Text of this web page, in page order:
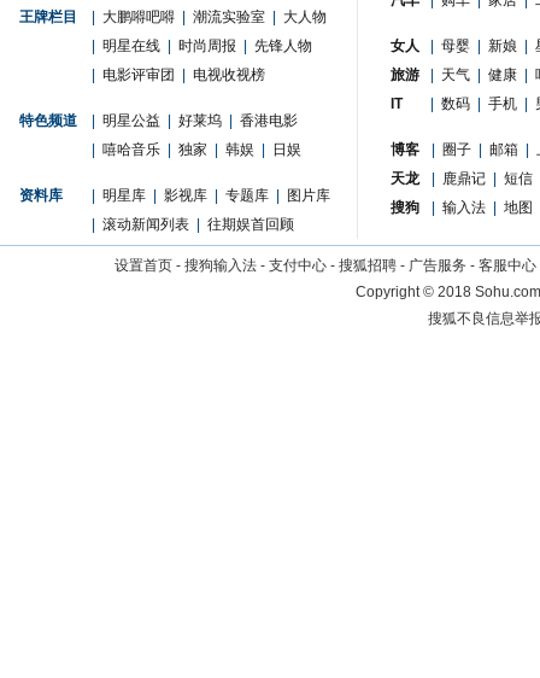
王牌栏目 大鹏嘚吧嘚 潮流实验室
大人物
明星在线 时尚周报
先锋人物
电影评审团 电视收视榜
特色频道 明星公益 好莱坞
香港电影
嘻哈音乐 独家 韩娱 日娱
资料库 明星库 影视库 专题库
图片库
滚动新闻列表 往期娱首回顾
女人 母婴 新娘
旅游
天气 健康
IT
数码 手机
博客 圈子 邮箱
天龙
鹿鼎记
短信
搜狗
输入法 地图
设置首页 - 搜狗输入法 - 支付中心 - 搜狐招聘 - 广告服务 - 客服中心
Copyright©2018
搜狐不良信息举